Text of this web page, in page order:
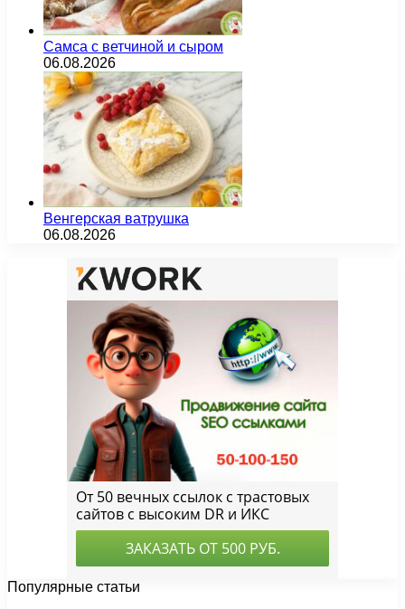
Самса с ветчиной и сыром
06.08.2026
Венгерская ватрушка
06.08.2026
Популярные статьи